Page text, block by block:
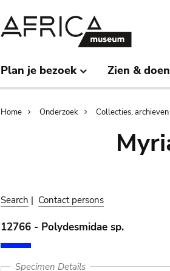
Plan je bezoek Zien & doen
Breadcrumb
Home Onderzoek Collecties,
Search | Contact persons
12766 - Polydesmidae sp.
Specimen Details